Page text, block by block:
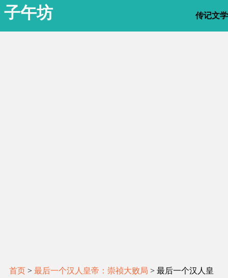
子午坊 传记文学
首页 > 最后一个汉人皇帝：崇祯大败局 > 最后一个汉人皇